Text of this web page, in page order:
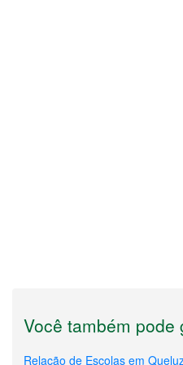
Você também pode
Relação de Escolas em